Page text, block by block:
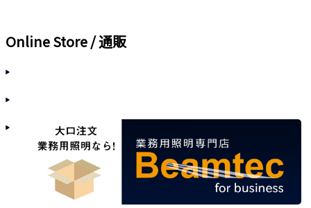
Online Store / 通販